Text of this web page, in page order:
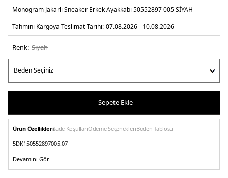
Monogram Jakarlı Sneaker Erkek Ayakkabı 50552897 005 SİYAH
Tahmini Kargoya Teslimat Tarihi: 07.08.2026 - 10.08.2026
Renk: si̇yah
Sepete Ekle
Ürün Özellikleriİade KoşullarıÖdeme SeçenekleriBeden Tablosu
5DK150552897005.07
Devamını Gör